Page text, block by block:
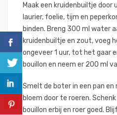
Maak een kruidenbuiltje
laurier, foelie, tijm en
binden. Breng 300 ml water
kruidenbuiltje en zout, voeg
ongeveer 1 uur, tot het gaar
bouillon en neem er 200 ml
Smelt de boter in een pan en
bloem door te roeren.
bouillon erbij en roer goed.